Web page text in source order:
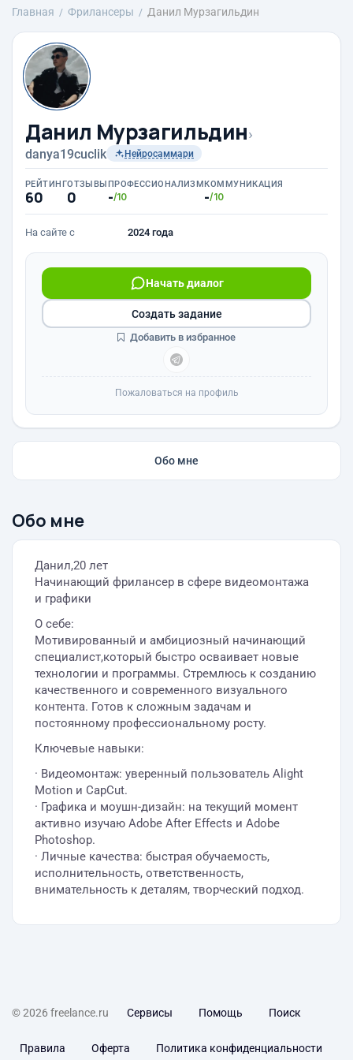
Главная Фрилансеры Данил Мурзагильдин
Данил Мурзагильдин›
danya19cuclik Нейросаммари
РЕЙТИНГ
60
ОТЗЫВЫ
0
ПРОФЕССИОНАЛИЗМ
-/10
КОММУНИКАЦИЯ
-/10
На сайте с 2024 года
Начать диалог
Создать задание
Добавить в избранное
Пожаловаться на профиль
Обо мне
Обо мне
Данил,20 лет
Начинающий фрилансер в сфере видеомонтажа
и графики
О себе:
Мотивированный и амбициозный начинающий
специалист,который быстро осваивает новые
технологии и программы. Стремлюсь к созданию
качественного и современного визуального
контента. Готов к сложным задачам и
постоянному профессиональному росту.
Ключевые навыки:
· Видеомонтаж: уверенный пользователь Alight
Motion и CapCut.
· Графика и моушн-дизайн: на текущий момент
активно изучаю Adobe After Effects и Adobe
Photoshop.
· Личные качества: быстрая обучаемость,
исполнительность, ответственность,
внимательность к деталям, творческий подход.
© 2026 freelance.ru Сервисы Помощь Поиск
Правила Оферта Политика конфиденциальности